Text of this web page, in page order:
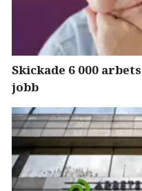
Skickade 6 000
jobb